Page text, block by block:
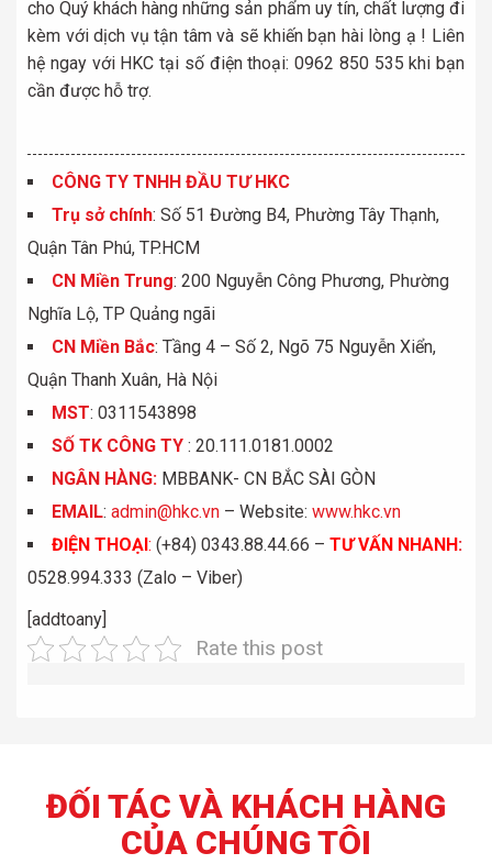
cho Quý khách hàng những sản phẩm uy tín, chất lượng đi
kèm với dịch vụ tận tâm và sẽ khiến bạn hài lòng ạ ! Liên
hệ ngay với HKC tại số điện thoại: 0962 850 535 khi bạn
cần được hỗ trợ.
CÔNG TY TNHH ĐẦU TƯ HKC
Trụ sở chính: Số 51 Đường B4, Phường Tây Thạnh,
Quận Tân Phú, TP.HCM
CN Miền Trung: 200 Nguyễn Công Phương, Phường
Nghĩa Lộ, TP Quảng ngãi
CN Miền Bắc: Tầng 4 – Số 2, Ngõ 75 Nguyễn Xiển,
Quận Thanh Xuân, Hà Nội
MST: 0311543898
SỐ TK CÔNG TY : 20.111.0181.0002
NGÂN HÀNG: MBBANK- CN BẮC SÀI GÒN
EMAIL: admin@hkc.vn – Website: www.hkc.vn
ĐIỆN THOẠI: (+84) 0343.88.44.66 – TƯ VẤN NHANH:
0528.994.333 (Zalo – Viber)
[addtoany]
Rate this post
ĐỐI TÁC VÀ KHÁCH HÀNG
CỦA CHÚNG TÔI